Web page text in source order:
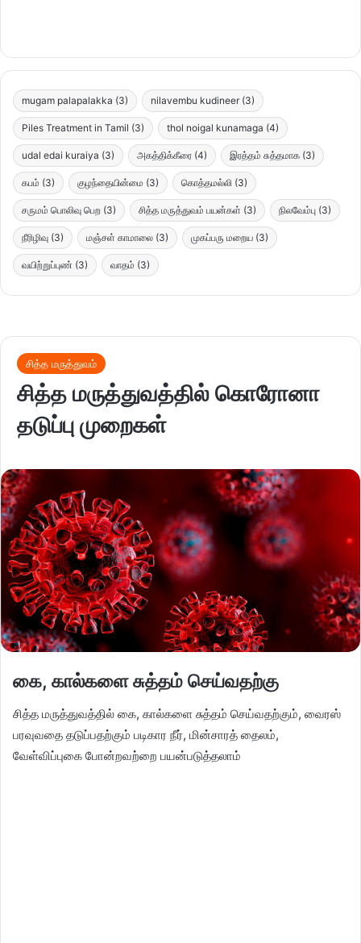
mugam palapalakka (3) nilavembu kudineer (3)
Piles Treatment in Tamil (3) thol noigal kunamaga (4)
udal edai kuraiya (3) அகத்திக்கீரை (4) இரத்தம் சுத்தமாக (3)
கபம் (3) குழந்தையின்மை (3) கொத்தமல்லி (3)
சருமம் பொலிவு பெற (3) சித்த மருத்துவம் பயன்கள் (3) நிலவேம்பு (3)
நீரிழிவு (3) மஞ்சள் காமாலை (3) முகப்பரு மறைய (3)
வயிற்றுப்புண் (3) வாதம் (3)